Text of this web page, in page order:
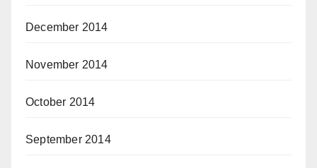
December 2014
November 2014
October 2014
September 2014